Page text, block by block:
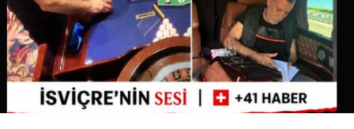
İsviçre devlet televizyonu RSI‘nin haberine göre bu
uygulama yalnızca Ticino’da değil, İsviçre genelinde de
bir ilk olma özelliği taşıyor. Bugüne kadar köpek sahipleri
yalnızca dışkıyı temizlemekle yükümlüyken, Chiasso
Belediyesi bu zorunluluğu idrarı da kapsayacak şekilde
genişleten ilk belediye oldu.